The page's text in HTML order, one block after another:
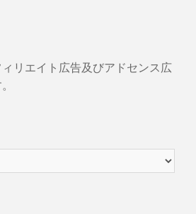
リエイト広告及びアドセンス広